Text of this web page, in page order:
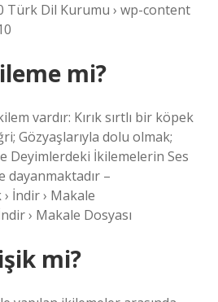
Türk Dil Kurumu › wp-content
mi?
vardır: Kırık sırtlı bir köpek
Gözyaşlarıyla dolu olmak;
Deyimlerdeki İkilemelerin Ses
dayanmaktadır –
İndir › Makale
› Makale Dosyası
mi?